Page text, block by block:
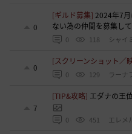
0
[ギルド募集]2024年7
ない為の仲間を募集し
0 118 シャイ
0
[スクリーンショット／
0 129 ラーナ
7
[TIP&攻略] エダナの王
0 451 エレメ